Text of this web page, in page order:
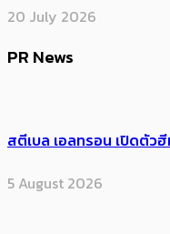
20 July 2026
PR News
สตีเบล เอลทรอน เปิดตัว
5 August 2026